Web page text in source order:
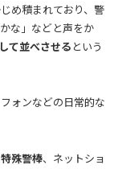
め積まれており、警
な」などと声をか
て並べさせる という
ォンなどの日常的な
特殊警棒、ネットショ